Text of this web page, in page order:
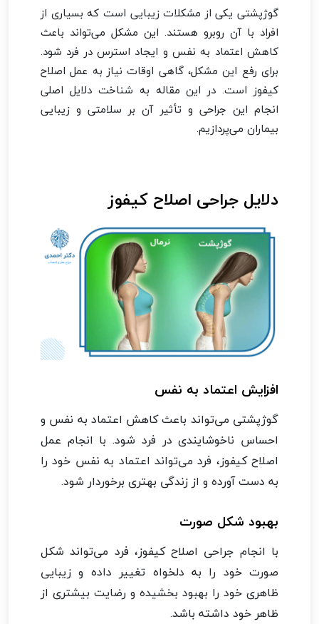
گوژپشتی یکی از مشکلات زیبایی است که بسیاری از
افراد با آن روبرو هستند. این مشکل می‌تواند باعث
کاهش اعتماد به نفس و ایجاد استرس در فرد شود.
برای رفع این مشکل، گاهی اوقات نیاز به عمل اصلاح
کیفوز است. در این مقاله به شناخت دلایل اصلی
انجام این جراحی و تأثیر آن بر سلامتی و زیبایی
بیماران می‌پردازیم.
دلایل جراحی اصلاح کیفوز
افزایش اعتماد به نفس
گوژپشتی می‌تواند باعث کاهش اعتماد به نفس و
احساس ناخوشایندی در فرد شود. با انجام عمل
اصلاح کیفوز، فرد می‌تواند اعتماد به نفس خود را
به دست آورده و از زندگی بهتری برخوردار شود.
بهبود شکل صورت
با انجام جراحی اصلاح کیفوز، فرد می‌تواند شکل
صورت خود را به دلخواه تغییر داده و زیبایی
ظاهری خود را بهبود بخشیده و رضایت بیشتری از
ظاهر خود داشته باشد.